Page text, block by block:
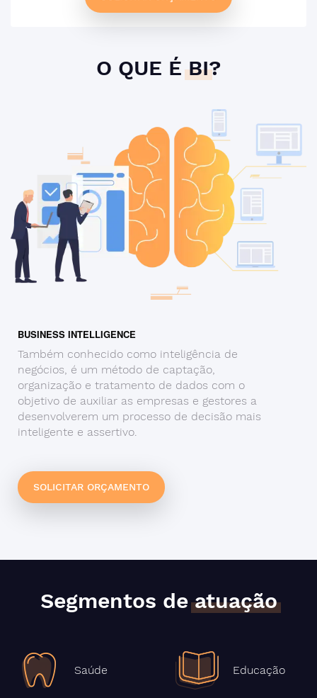
O QUE ÉBI?
BUSINESS INTELLIGENCE
Também conhecido como inteligência de
negócios, é um método de captação,
organização e tratamento de dados com o
objetivo de auxiliar as empresas e gestores a
desenvolverem um processo de decisão mais
inteligente e assertivo.
SOLICITAR ORÇAMENTO
Segmentos deatuação
Saúde Educação